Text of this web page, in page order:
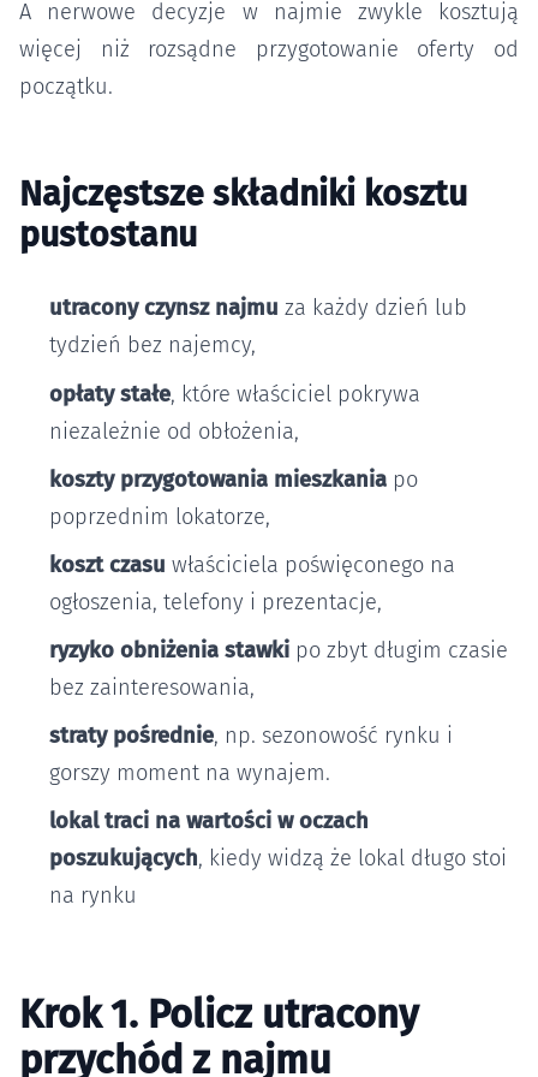
A nerwowe decyzje w najmie zwykle kosztują
więcej niż rozsądne przygotowanie oferty od
początku.
Najczęstsze składniki kosztu
pustostanu
utracony czynsz najmu za każdy dzień lub
tydzień bez najemcy,
opłaty stałe, które właściciel pokrywa
niezależnie od obłożenia,
koszty przygotowania mieszkaniapo
poprzednim lokatorze,
koszt czasu właściciela poświęconego na
ogłoszenia, telefony i prezentacje,
ryzyko obniżenia stawkipo zbyt długim czasie
bez zainteresowania,
straty pośrednie, np. sezonowość rynku i
gorszy moment na wynajem.
lokal traci na wartości w oczach
poszukujących, kiedy widzą że lokal długo stoi
na rynku
Krok 1. Policz utracony
przychód z najmu